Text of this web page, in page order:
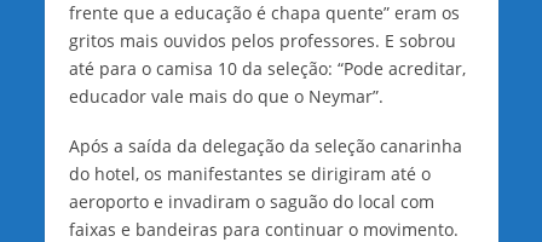
frente que a educação é chapa quente” eram os
gritos mais ouvidos pelos professores. E sobrou
até para o camisa 10 da seleção: “Pode acreditar,
educador vale mais do que o Neymar”.
Após a saída da delegação da seleção canarinha
do hotel, os manifestantes se dirigiram até o
aeroporto e invadiram o saguão do local com
faixas e bandeiras para continuar o movimento.